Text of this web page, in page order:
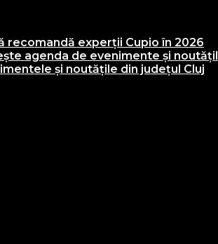
recomandă experții Cupio în 2026
agenda de evenimente și
și noutățile din județul Cluj